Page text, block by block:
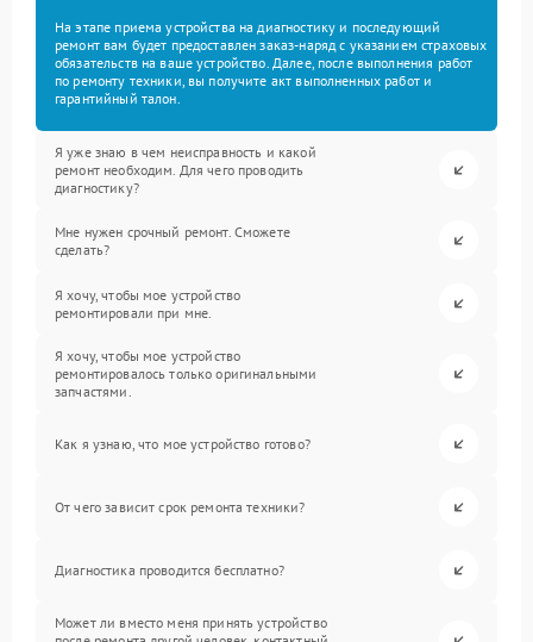
На этапе приема устройства на диагностику и последующий
ремонт вам будет предоставлен заказ-наряд с указанием страховых
обязательств на ваше устройство. Далее, после выполнения работ
по ремонту техники, вы получите акт выполненных работ и
гарантийный талон.
Я уже знаю в чем неисправность и какой
ремонт необходим. Для чего проводить
диагностику?
Мне нужен срочный ремонт. Сможете
сделать?
Я хочу, чтобы мое устройство
ремонтировали при мне.
Я хочу, чтобы мое устройство
ремонтировалось только оригинальными
запчастями.
Как я узнаю, что мое устройство готово?
От чего зависит срок ремонта техники?
Диагностика проводится бесплатно?
Может ли вместо меня принять устройство